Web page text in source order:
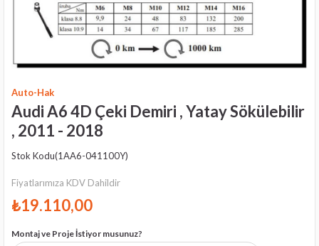
Auto-Hak
Audi A6 4D Çeki Demiri , Yatay Sökülebilir
, 2011 - 2018
Stok Kodu(1AA6-041100Y)
Fiyatlarımıza KDV Dahildir
₺19.110,00
Montaj ve Proje İstiyor musunuz?